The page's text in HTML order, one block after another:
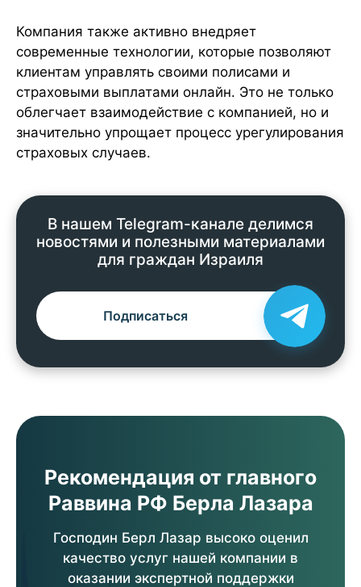
Компания также активно внедряет
современные технологии, которые позволяют
клиентам управлять своими полисами и
страховыми выплатами онлайн. Это не только
облегчает взаимодействие с компанией, но и
значительно упрощает процесс урегулирования
страховых случаев.
В нашем Telegram-канале делимся
новостями и полезными материалами
для граждан Израиля
Подписаться
Рекомендация от главного
Раввина РФ Берла Лазара
Господин Берл Лазар высоко оценил
качество услуг нашей компании в
оказании экспертной поддержки